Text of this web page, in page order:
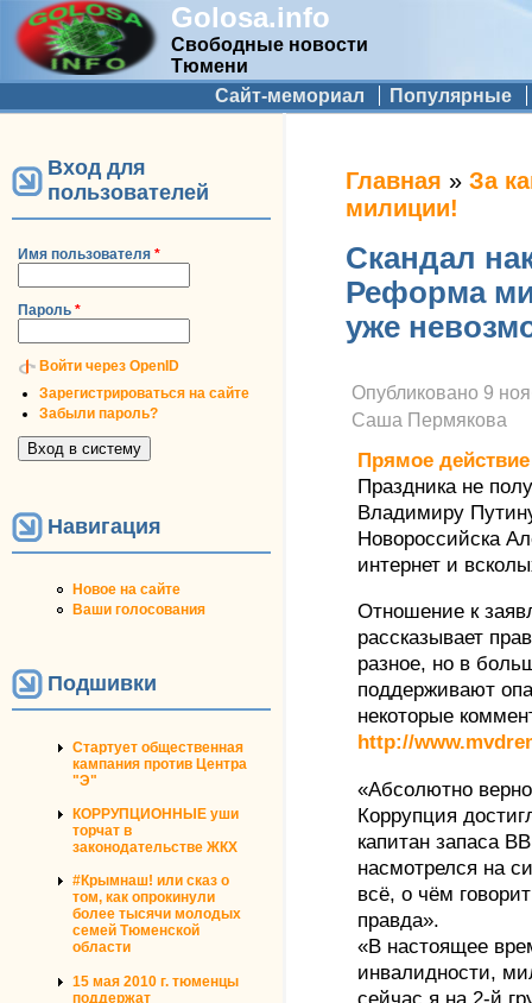
Golosa.info
Свободные новости
Тюмени
Дополнительное меню
Сайт-мемориал Популярные
Вход для
пользователей
Имя пользователя *
Пароль *
Войти через OpenID
Зарегистрироваться на сайте
Забыли пароль?
Навигация
Новое на сайте
Ваши голосования
Подшивки
Стартует общественная
кампания против Центра
"Э"
КОРРУПЦИОННЫЕ уши
торчат в
законодательстве ЖКХ
#Крымнаш! или сказ о
том, как опрокинули
более тысячи молодых
семей Тюменской
области
15 мая 2010 г. тюменцы
поддержат
Вы здесь
Главная » За
милиции!
Скандал
Реформа
уже
Опубликовано 9
Саша Пермякова
Прямое действие
Праздника не
Владимиру
Новороссийска
интернет и
Отношение к
рассказывает
разное, но в
поддерживают
некоторые
http://
«Абсолютно
Коррупция
капитан запаса
насмотрелся на
всё, о чём
правда».
«В настоящее
инвалидности,